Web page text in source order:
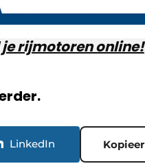
je rijmotoren online!
LinkedIn Kopieer